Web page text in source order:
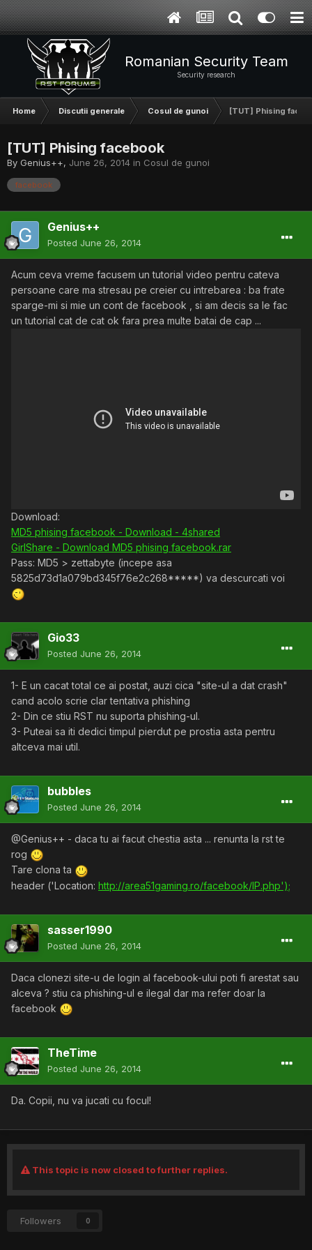
Romanian Security Team
Security research
Home Discutii generale Cosul de gunoi [TUT] Phising
[TUT] Phising facebook
By Genius++, June 26, 2014 in Cosul de gunoi
facebook
Genius++
Posted June 26, 2014
Acum ceva vreme facusem un tutorial video pentru cateva
persoane care ma stresau pe creier cu intrebarea : ba frate
sparge-mi si mie un cont de facebook , si am decis sa le fac
un tutorial cat de cat ok fara prea multe batai de cap ...
Download:
MD5 phising facebook - Download - 4shared
GirlShare - Download MD5 phising facebook.rar
Pass: MD5 > zettabyte (incepe asa
5825d73d1a079bd345f76e2c268*****) va descurcati voi
Gio33
Posted June 26, 2014
1- E un cacat total ce ai postat, auzi cica "site-ul a dat crash"
cand acolo scrie clar tentativa phishing
2- Din ce stiu RST nu suporta phishing-ul.
3- Puteai sa iti dedici timpul pierdut pe prostia asta pentru
altceva mai util.
bubbles
Posted June 26, 2014
@Genius++ - daca tu ai facut chestia asta ... renunta la rst te
rog
Tare clona ta
header ('Location: http://area51gaming.ro/facebook/IP.php');
sasser1990
Posted June 26, 2014
Daca clonezi site-u de login al facebook-ului poti fi arestat sau
alceva ? stiu ca phishing-ul e ilegal dar ma refer doar la
facebook
TheTime
Posted June 26, 2014
Da. Copii, nu va jucati cu focul!
This topic is now closed to further replies.
Followers 0